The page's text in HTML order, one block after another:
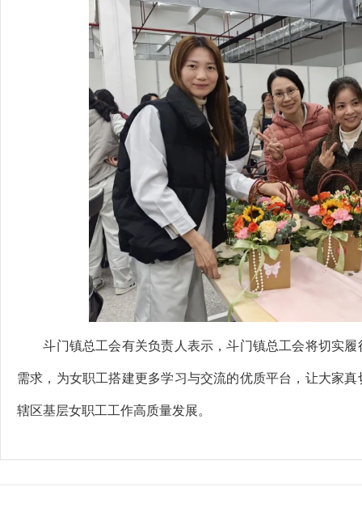
斗门镇总工会有关负责人表示，斗门镇总工会将切实履
需求，为女职工搭建更多学习与交流的优质平台，让大家
辖区基层女职工工作高质量发展。